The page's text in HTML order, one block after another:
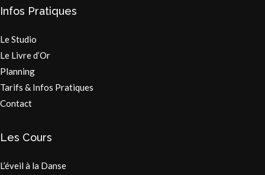
Infos Pratiques
Le Studio
Le Livre d’Or
Planning
Tarifs & Infos Pratiques
Contact
Les Cours
L’éveil à la Danse